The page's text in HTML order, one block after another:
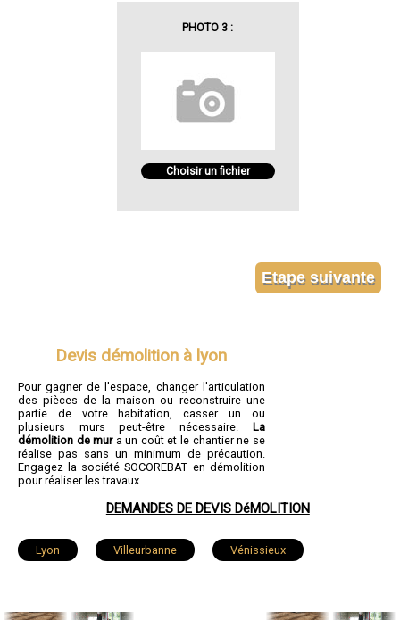
PHOTO 3 :
Choisir un fichier
Devis démolition à lyon
Pour gagner de l'espace, changer l'articulation
des pièces de la maison ou reconstruire une
partie de votre habitation, casser un ou
plusieurs murs peut-être nécessaire. La
démolition de mura un coût et le chantier ne se
réalise pas sans un minimum de précaution.
Engagez la société SOCOREBAT en démolition
pour réaliser les travaux.
DEMANDES DE DEVIS DéMOLITION
Lyon Villeurbanne Vénissieux